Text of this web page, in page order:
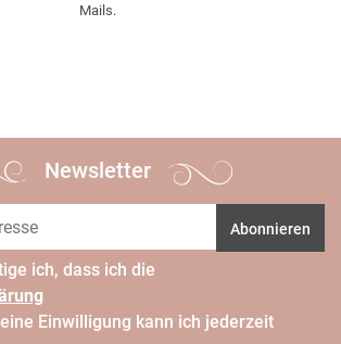
Mails.
Newsletter
Abonnieren
ich, dass ich die
Einwilligung kann ich jederzeit